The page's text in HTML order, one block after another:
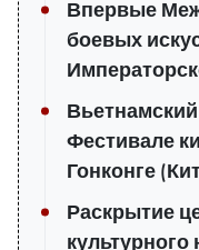
Впервые
боевых
Фестивале
Гонконге
Раскрытие
культурного